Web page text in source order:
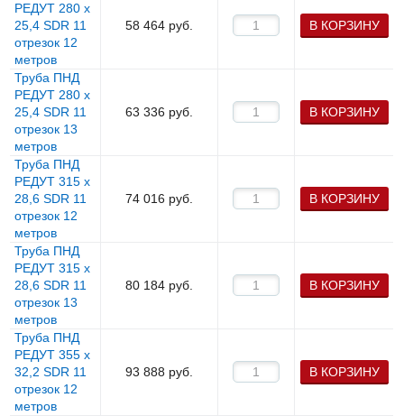
РЕДУТ 280 х
25,4 SDR 11
отрезок 12
метров
58 464 руб. В КОРЗИНУ
Труба ПНД
РЕДУТ 280 х
25,4 SDR 11
отрезок 13
метров
63 336 руб. В КОРЗИНУ
Труба ПНД
РЕДУТ 315 х
28,6 SDR 11
отрезок 12
метров
74 016 руб. В КОРЗИНУ
Труба ПНД
РЕДУТ 315 х
28,6 SDR 11
отрезок 13
метров
80 184 руб. В КОРЗИНУ
Труба ПНД
РЕДУТ 355 х
32,2 SDR 11
отрезок 12
метров
93 888 руб. В КОРЗИНУ